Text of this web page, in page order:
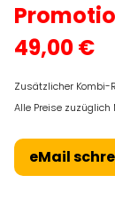
49,00 €
Zusätzlicher Kombi-
Alle Preise zuzüglich
eMail